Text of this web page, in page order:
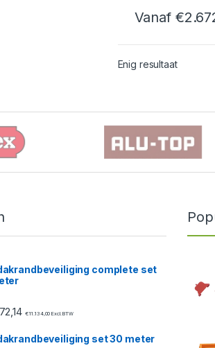
Vanaf €
Dit product
Enig resultaat
complete set
€11.134,00 Excl. BTW
set 30 meter